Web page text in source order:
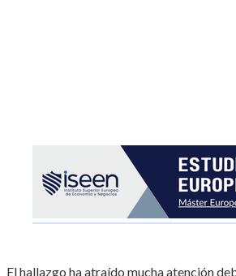
El hallazgo ha atraído mucha atención